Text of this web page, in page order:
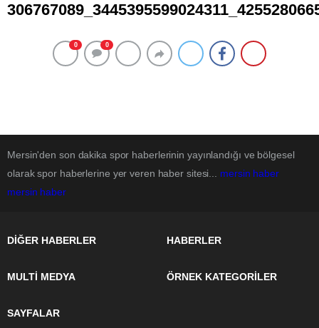
0 0
Mersin'den son dakika spor haberlerinin yayınlandığı ve bölgesel
olarak spor haberlerine yer veren haber sitesi... mersin haber
mersin haber
DİĞER HABERLER HABERLER
MULTİ MEDYA ÖRNEK KATEGORİLER
SAYFALAR